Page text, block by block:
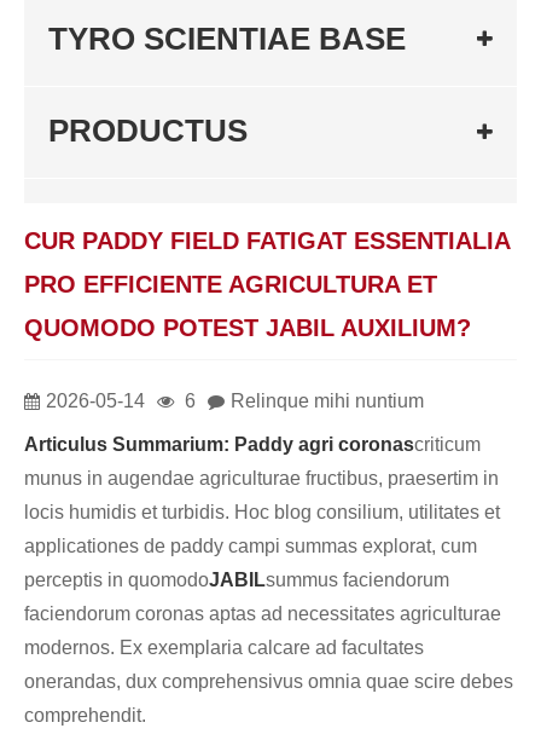
TYRO SCIENTIAE BASE
PRODUCTUS
CUR PADDY FIELD FATIGAT ESSENTIALIA
PRO EFFICIENTE AGRICULTURA ET
QUOMODO POTEST JABIL AUXILIUM?
2026-05-14 6 Relinque mihi nuntium
Articulus Summarium: Paddy agri coronascriticum
munus in augendae agriculturae fructibus, praesertim in
locis humidis et turbidis. Hoc blog consilium, utilitates et
applicationes de paddy campi summas explorat, cum
perceptis in quomodoJABILsummus faciendorum
faciendorum coronas aptas ad necessitates agriculturae
modernos. Ex exemplaria calcare ad facultates
onerandas, dux comprehensivus omnia quae scire debes
comprehendit.